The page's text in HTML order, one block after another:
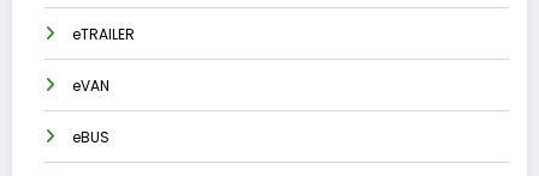
eTRAILER
eVAN
eBUS